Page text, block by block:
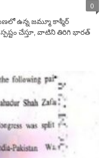
0
ఉన్న జమ్మూ కాశ్మీర్
చేస్తూ, వాటిని తిరిగి భారత్